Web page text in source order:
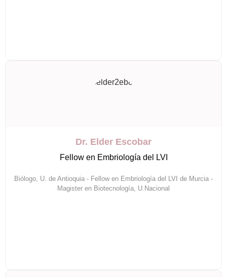
Dr. Elder Escobar
Fellow en Embriología del LVI
Biólogo, U. de Antioquia - Fellow en Embriología del LVI de Murcia -
Magister en Biotecnología, U.Nacional